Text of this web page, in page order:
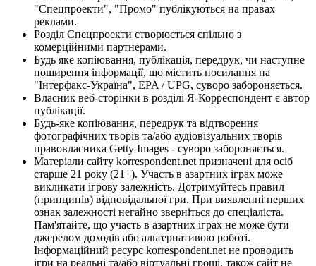
"Спецпроекти", "Промо" публікуються на правах
реклами.
Розділ Спецпроекти створюється спільно з
комерційними партнерами.
Будь яке копіювання, публікація, передрук, чи наступне
поширення інформації, що містить посилання на
"Інтерфакс-Україна", EPA / UPG, суворо забороняється.
Власник веб-сторінки в розділі Я-Корреспондент є автор
публікації.
Будь-яке копіювання, передрук та відтворення
фотографічних творів та/або аудіовізуальних творів
правовласника Getty Images - суворо забороняється.
Матеріали сайту korrespondent.net призначені для осіб
старше 21 року (21+). Участь в азартних іграх може
викликати ігрову залежність. Дотримуйтесь правил
(принципів) відповідальної гри. При виявленні перших
ознак залежності негайно зверніться до спеціаліста.
Пам'ятайте, що участь в азартних іграх не може бути
джерелом доходів або альтернативою роботі.
Інформаційний ресурс korrespondent.net не проводить
ігри на реальні та/або віртуальні гроші, також сайт не